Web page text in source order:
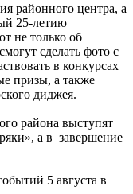
районного центра, а
25-летию
не только об
сделать фото с
в конкурсах
призы, а также
диджея.
района выступят
а в завершение
5 августа в